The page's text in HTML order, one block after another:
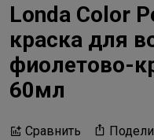
Londa Color
краска для
фиолетово-
60мл
Сравнить